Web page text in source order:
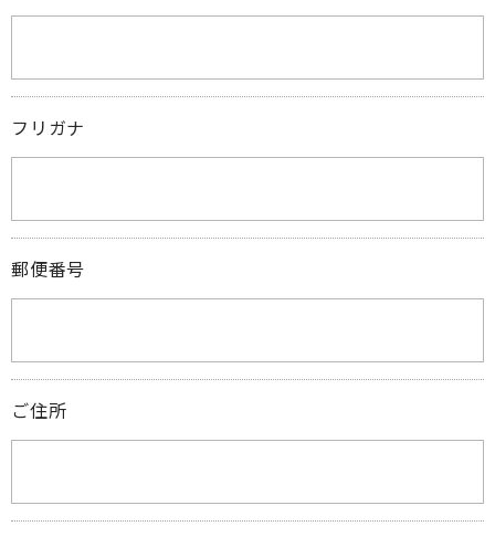
フリガナ
郵便番号
ご住所